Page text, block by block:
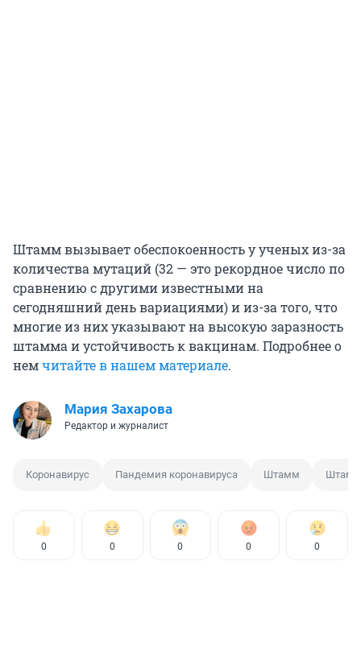
Штамм вызывает обеспокоенность у ученых из-за
количества мутаций (32 — это рекордное число по
сравнению с другими известными на
сегодняшний день вариациями) и из-за того, что
многие из них указывают на высокую заразность
штамма и устойчивость к вакцинам. Подробнее о
немчитайте в нашем материале.
Мария Захарова
Редактор и журналист
Коронавирус Пандемия коронавируса Штамм
0 0 0 0 0